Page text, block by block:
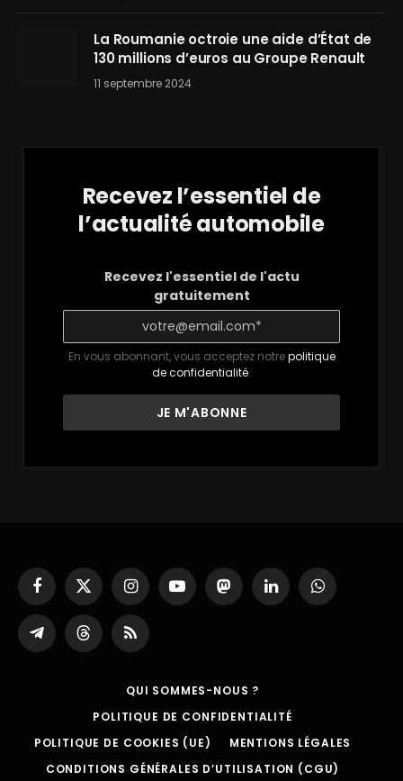
La Roumanie octroie une aide d’État de
130 millions d’euros au Groupe Renault
11 septembre 2024
Recevez l’essentiel de
l’actualité automobile
Recevez l'essentiel de l'actu
gratuitement
En vous abonnant, vous acceptez notrepolitique
de confidentialité.
Facebook
X
(Twitter)
InstagramYouTubeMastodonLinkedInWhatsApp
Partager
sur
ThreadsRSS
QUI SOMMES-NOUS ?
POLITIQUE DE CONFIDENTIALITÉ
POLITIQUE DE COOKIES (UE)
MENTIONS LÉGALES
CONDITIONS GÉNÉRALES D’UTILISATION (CGU)